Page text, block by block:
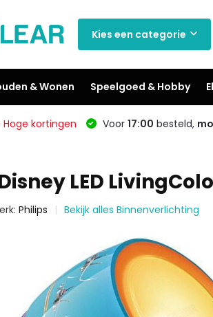
Kies een categorie
& Wonen Speelgoed & Hobby
Hoge kortingen Voor 17:00 besteld,
LED
Philips Bekijk alles Binnenverlichting